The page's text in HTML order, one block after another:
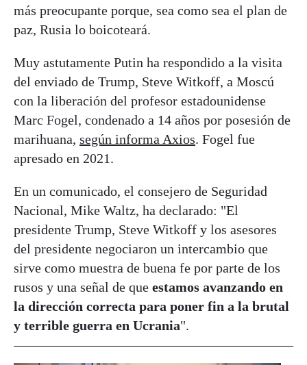
más preocupante porque, sea como sea el plan de
paz, Rusia lo boicoteará.
Muy astutamente Putin ha respondido a la visita
del enviado de Trump, Steve Witkoff, a Moscú
con la liberación del profesor estadounidense
Marc Fogel, condenado a 14 años por posesión de
marihuana, según informa Axios. Fogel fue
apresado en 2021.
En un comunicado, el consejero de Seguridad
Nacional, Mike Waltz, ha declarado: "El
presidente Trump, Steve Witkoff y los asesores
del presidente negociaron un intercambio que
sirve como muestra de buena fe por parte de los
rusos y una señal de que estamos avanzando en
la dirección correcta para poner fin a la brutal
y terrible guerra en Ucrania".